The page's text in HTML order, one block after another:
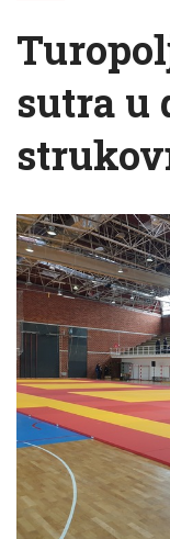
sutra u